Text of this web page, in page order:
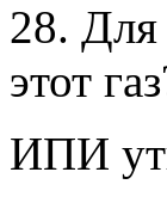
28. Для
этот
ИПИ